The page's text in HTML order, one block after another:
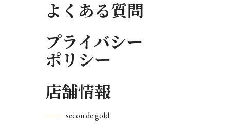
よくある質問
プライバシー
ポリシー
店舗情報
secon de gold